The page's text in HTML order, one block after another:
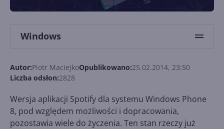
Windows
Autor:Piotr MaciejkoOpublikowano:25.02.2014, 23:50
Liczba odsłon:2828
Wersja aplikacji Spotify dla systemu Windows Phone
8, pod względem możliwości i dopracowania,
pozostawia wiele do życzenia. Ten stan rzeczy już